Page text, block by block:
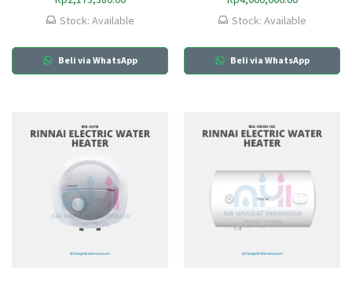
Stock: Available
Beli via WhatsApp
Stock: Available
Beli via WhatsApp